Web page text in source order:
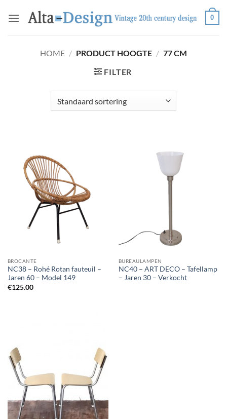
naar
0
HOME / PRODUCT HOOGTE / 77 CM
FILTER
BROCANTE
NC38 – Rohé Rotan fauteuil –
Jaren 60 – Model 149
€125.00
BUREAULAMPEN
NC40 – ART DECO – Tafellamp
– Jaren 30 – Verkocht